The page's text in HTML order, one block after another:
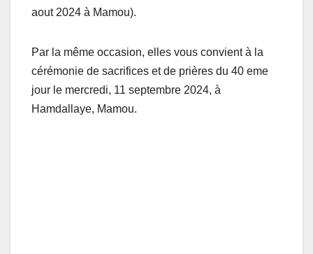
aout 2024 à Mamou).
Par la même occasion, elles vous convient à la
cérémonie de sacrifices et de prières du 40 eme
jour le mercredi, 11 septembre 2024, à
Hamdallaye, Mamou.